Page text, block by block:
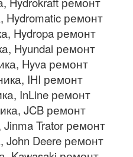
Hydromatic ремонт
Hydropa ремонт
Hyundai ремонт
Hyva ремонт
IHI ремонт
InLine ремонт
JCB ремонт
Jinma Trator ремонт
John Deere ремонт